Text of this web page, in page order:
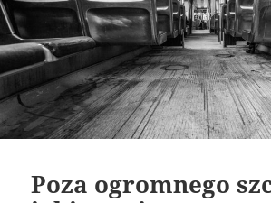
Poza ogromnego